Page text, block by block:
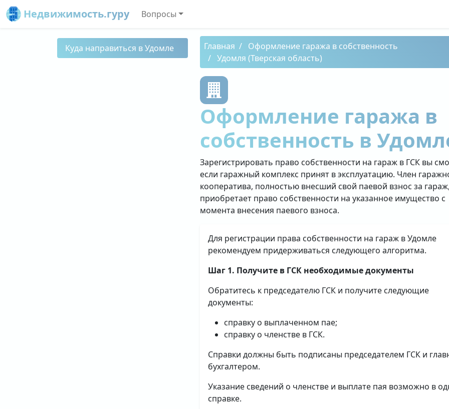
Недвижимость.гуру Вопросы
Куда направиться в Удомле Главная
Оформление гаража в собственность
Удомля (Тверская область)
Оформление гаража в
собственность в
Зарегистрировать право собственности на гараж в ГСК вы
если гаражный комплекс принят в эксплуатацию. Член
кооператива, полностью внесший свой паевой взнос за гараж,
приобретает право собственности на указанное имущество с
момента внесения паевого взноса.
Для регистрации права собственности на гараж в Удомле
рекомендуем придерживаться следующего алгоритма.
Шаг 1. Получите в ГСК необходимые документы
Обратитесь к председателю ГСК и получите следующие
документы:
справку о выплаченном пае;
справку о членстве в ГСК.
Справки должны быть подписаны председателем ГСК и
бухгалтером.
Указание сведений о членстве и выплате пая возможно в
справке.